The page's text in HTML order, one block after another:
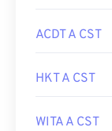
ACDT A CST
HKT A CST
WITA A CST